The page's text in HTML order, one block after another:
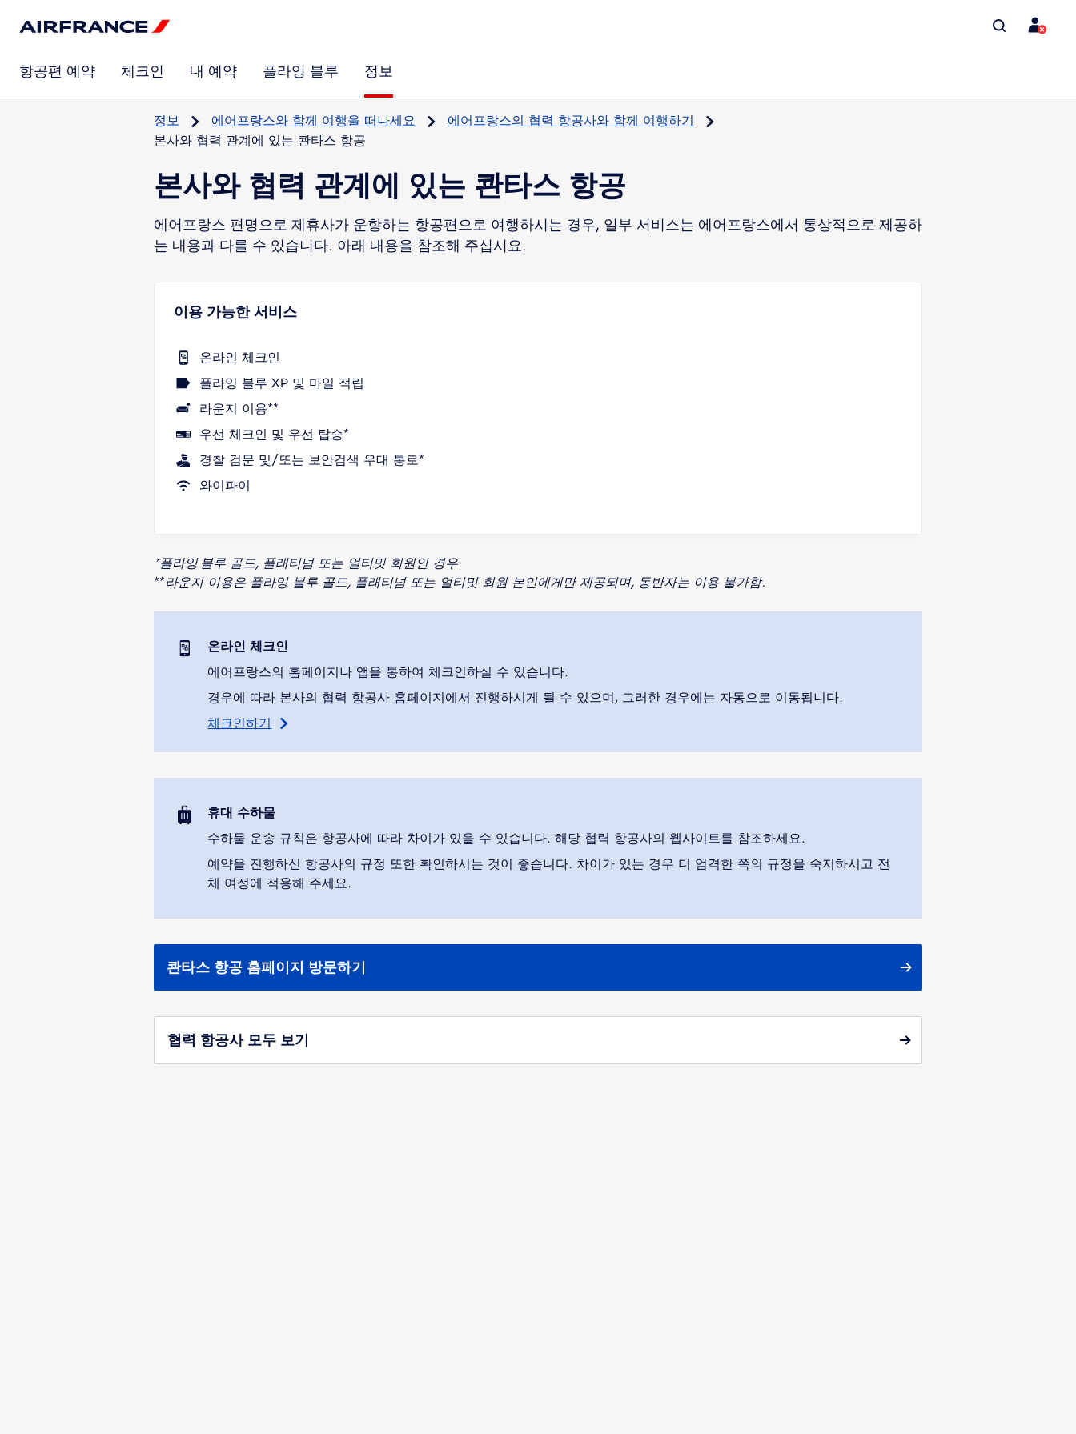
항공편 예약 체크인 내 예약 플라잉 블루 정보
정보 에어프랑스와 함께 여행을 떠나세요
에어프랑스의 협력 항공사와 함께 여행하기
본사와 협력 관계에 있는 콴타스 항공
본사와 협력 관계에 있는 콴타스 항공
에어프랑스 편명으로 제휴사가 운항하는 항공편으로 여행하시는 경우, 일부 서비스는 에어프랑스에서 통상적으로 제공하
는 내용과 다를 수 있습니다. 아래 내용을 참조해 주십시요.
이용 가능한 서비스
온라인 체크인
플라잉 블루 XP 및 마일 적립
라운지 이용**
우선 체크인 및 우선 탑승*
경찰 검문 및/또는 보안검색 우대 통로*
와이파이
*플라잉 블루 골드, 플래티넘 또는 얼티밋 회원인 경우.
**라운지 이용은 플라잉 블루 골드, 플래티넘 또는 얼티밋 회원 본인에게만 제공되며, 동반자는 이용 불가함.
온라인 체크인
에어프랑스의 홈페이지나 앱을 통하여 체크인하실 수 있습니다.
경우에 따라 본사의 협력 항공사 홈페이지에서 진행하시게 될 수 있으며, 그러한 경우에는 자동으로 이동됩니다.
체크인하기
휴대 수하물
수하물 운송 규칙은 항공사에 따라 차이가 있을 수 있습니다. 해당 협력 항공사의 웹사이트를 참조하세요.
예약을 진행하신 항공사의 규정 또한 확인하시는 것이 좋습니다. 차이가 있는 경우 더 엄격한 쪽의 규정을 숙지하시고 전
체 여정에 적용해 주세요.
콴타스 항공 홈페이지 방문하기
협력 항공사 모두 보기